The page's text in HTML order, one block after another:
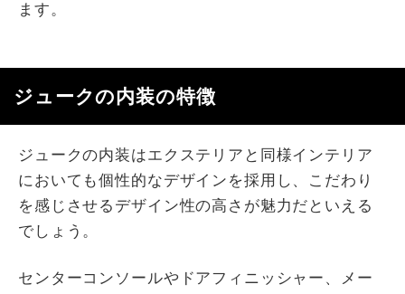
ます。
ジュークの内装の特徴
ジュークの内装はエクステリアと同様インテリア
においても個性的なデザインを採用し、こだわり
を感じさせるデザイン性の高さが魅力だといえる
でしょう。
センターコンソールやドアフィニッシャー、メー